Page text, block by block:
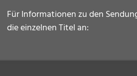
Für Informationen zu den
die einzelnen Titel an: